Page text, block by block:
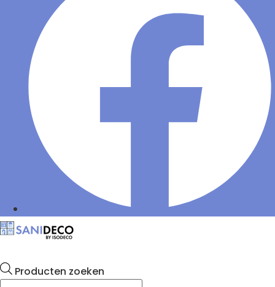
Producten zoeken